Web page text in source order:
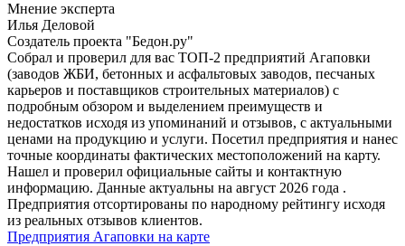
Мнение эксперта
Илья Деловой
Создатель проекта "Бедон.ру"
Собрал и проверил для вас ТОП-2 предприятий Агаповки
(заводов ЖБИ, бетонных и асфальтовых заводов, песчаных
карьеров и поставщиков строительных материалов) с
подробным обзором и выделением преимуществ и
недостатков исходя из упоминаний и отзывов, с актуальными
ценами на продукцию и услуги. Посетил предприятия и нанес
точные координаты фактических местоположений на карту.
Нашел и проверил официальные сайты и контактную
информацию. Данные актуальны на август 2026 года .
Предприятия отсортированы по народному рейтингу исходя
из реальных отзывов клиентов.
Предприятия Агаповки на карте